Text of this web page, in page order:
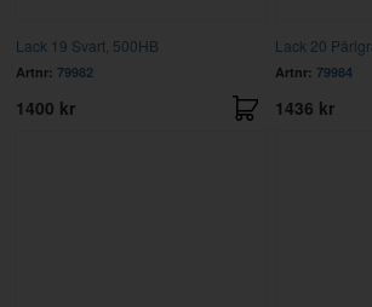
Lack 19 Svart, 500HB
Artnr: 79982
1400 kr
Lack 20
Artnr: 79984
1436 kr